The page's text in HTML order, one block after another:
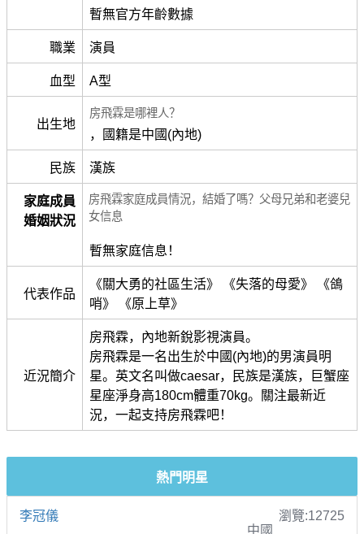
暫無官方年齡數據
職業 演員
血型 A型
出生地
房飛霖是哪裡人？
，國籍是中國(內地)
民族 漢族
家庭成員
婚姻狀況
房飛霖家庭成員情況，結婚了嗎？父母兄弟和老婆兒
女信息
暫無家庭信息！
代表作品
《關大勇的社區生活》 《失落的母愛》 《鴿
哨》 《原上草》
近況簡介
房飛霖，內地新銳影視演員。
房飛霖是一名出生於中國(內地)的男演員明
星。英文名叫做caesar，民族是漢族，巨蟹座
星座淨身高180cm體重70kg。關注最新近
況，一起支持房飛霖吧！
熱門明星
李冠儀
瀏覽:12725
中國